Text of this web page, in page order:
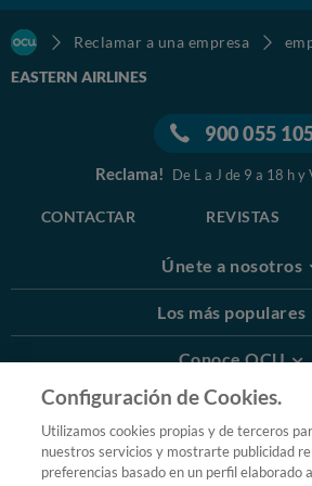
Reclamar a una empresa
EASTERN AIRLINES
900 055
Reclama! De L a J de 9 a 18 h y
CONTACTAR REVISTAS
Únete a nosotros
Los más populares
Conoce OCU
Más Información
© 2026 OCU
Condiciones generales de
Configuración de Cookies.
Utilizamos cookies propias y de terceros
nuestros servicios y mostrarte publicidad
preferencias basado en un perfil elaborado